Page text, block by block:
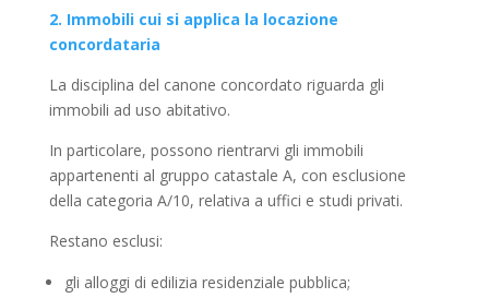
2. Immobili cui si applica la locazione
concordataria
La disciplina del canone concordato riguarda gli
immobili ad uso abitativo.
In particolare, possono rientrarvi gli immobili
appartenenti al gruppo catastale A, con esclusione
della categoria A/10, relativa a uffici e studi privati.
Restano esclusi:
gli alloggi di edilizia residenziale pubblica;